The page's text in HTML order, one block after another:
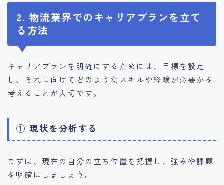
2. 物流業界でのキャリアプランを立て
る方法
キャリアプランを明確にするためには、目標を設定
し、それに向けてどのようなスキルや経験が必要かを
考えることが大切です。
① 現状を分析する
まずは、現在の自分の立ち位置を把握し、強みや課題
を明確にしましょう。